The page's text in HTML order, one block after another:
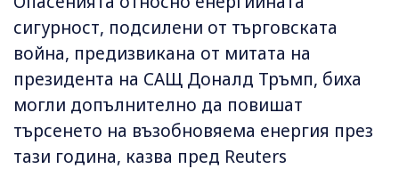
сигурност, подсилени от търговската
война, предизвикана от митата на
президента на САЩ Доналд Тръмп, биха
могли допълнително да повишат
търсенето на възобновяема енергия през
тази година, казва пред Reuters